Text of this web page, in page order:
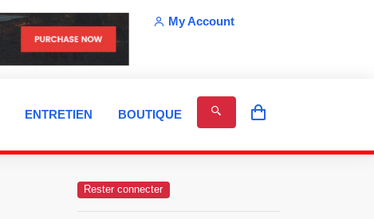
My Account
ENTRETIEN BOUTIQUE
Rester connecter